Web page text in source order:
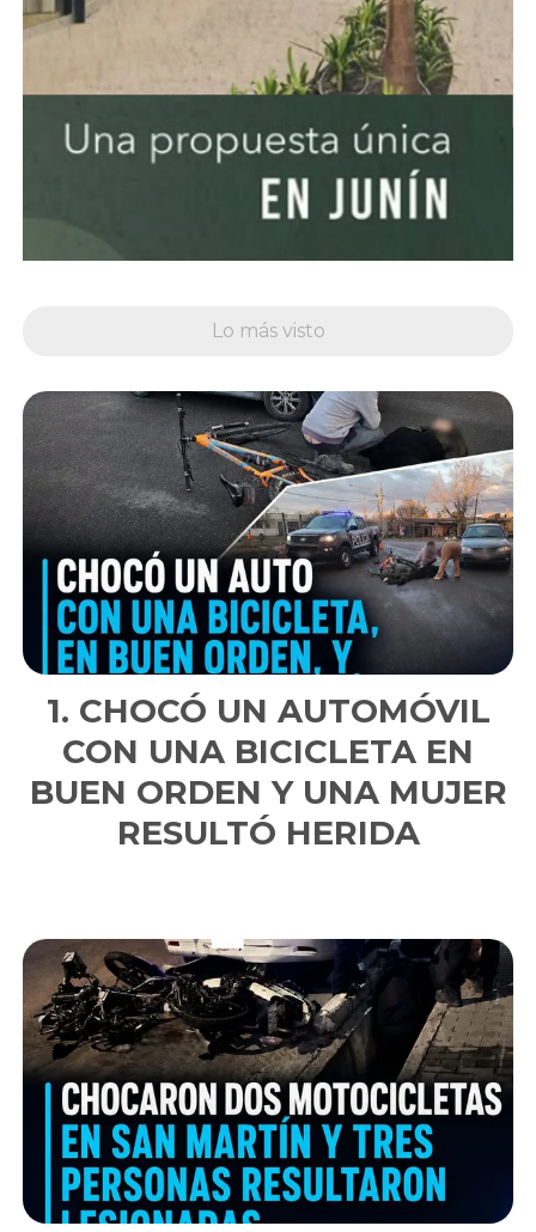
Lo más visto
CHOCÓ UN AUTOMÓVIL
CON UNA BICICLETA EN
BUEN ORDEN Y UNA MUJER
RESULTÓ HERIDA